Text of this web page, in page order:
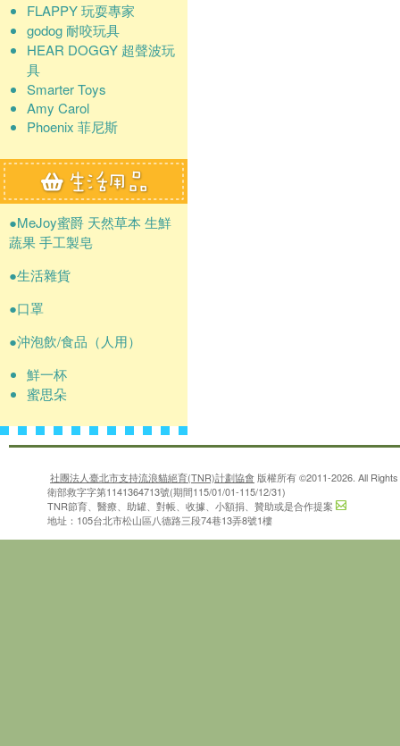
FLAPPY 玩耍專家
godog 耐咬玩具
HEAR DOGGY 超聲波玩
具
Smarter Toys
Amy Carol
Phoenix 菲尼斯
●MeJoy蜜爵 天然草本 生鮮
蔬果 手工製皂
●生活雜貨
●口罩
●沖泡飲/食品（人用）
鮮一杯
蜜思朵
社團法人臺北市支持流浪貓絕育(TNR)計劃協會 版權所有 ©2011-2026. All
衛部救字字第1141364713號(期間115/01/01-115/12/31)
TNR節育、醫療、助罐、對帳、收據、小額捐、贊助或是合作提案
地址：105台北市松山區八德路三段74巷13弄8號1樓